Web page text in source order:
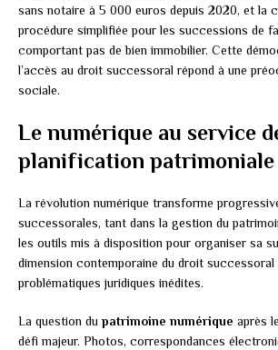
sans notaire à 5 000 euros depuis 2020, et la
procédure simplifiée pour les successions de
comportant pas de bien immobilier. Cette
l’accès au droit successoral répond à une
sociale.
Le numérique au service
planification patrimoniale
La révolution numérique transforme
successorales, tant dans la gestion du
les outils mis à disposition pour organiser sa
dimension contemporaine du droit successoral
problématiques juridiques inédites.
La question du patrimoine numérique après
défi majeur. Photos, correspondances